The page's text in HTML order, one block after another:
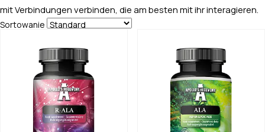
mit Verbindungen verbinden, die am besten mit ihr interagieren.
Sortowanie